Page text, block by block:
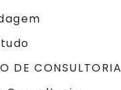
DE CONSULTORIA